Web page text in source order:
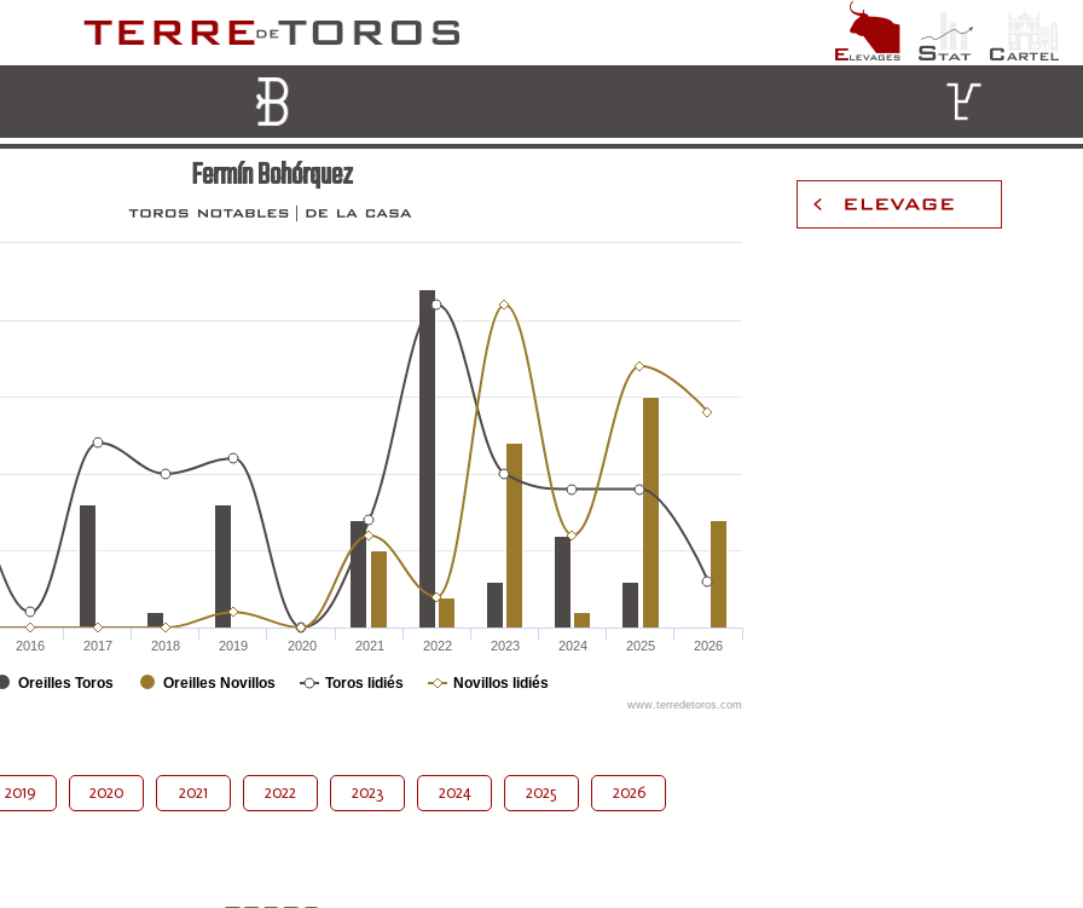
Fermín Bohórquez
Oreilles Toros Oreilles Novillos Toros lidiés Novillos lidiés
2016 2017 2018 2019 2020 2021 2022 2023 2024 2025 2026
www.terredetoros.com
2019 2020 2021 2022 2023 2024 2025 2026